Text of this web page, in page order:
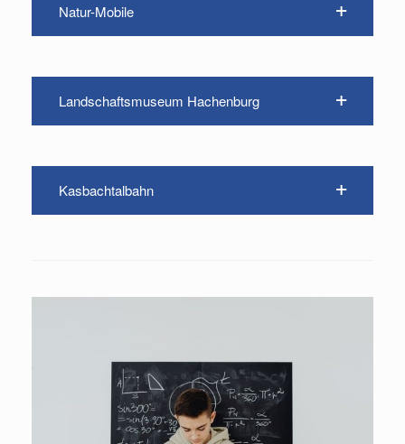
Natur-Mobile
Landschaftsmuseum Hachenburg
Kasbachtalbahn